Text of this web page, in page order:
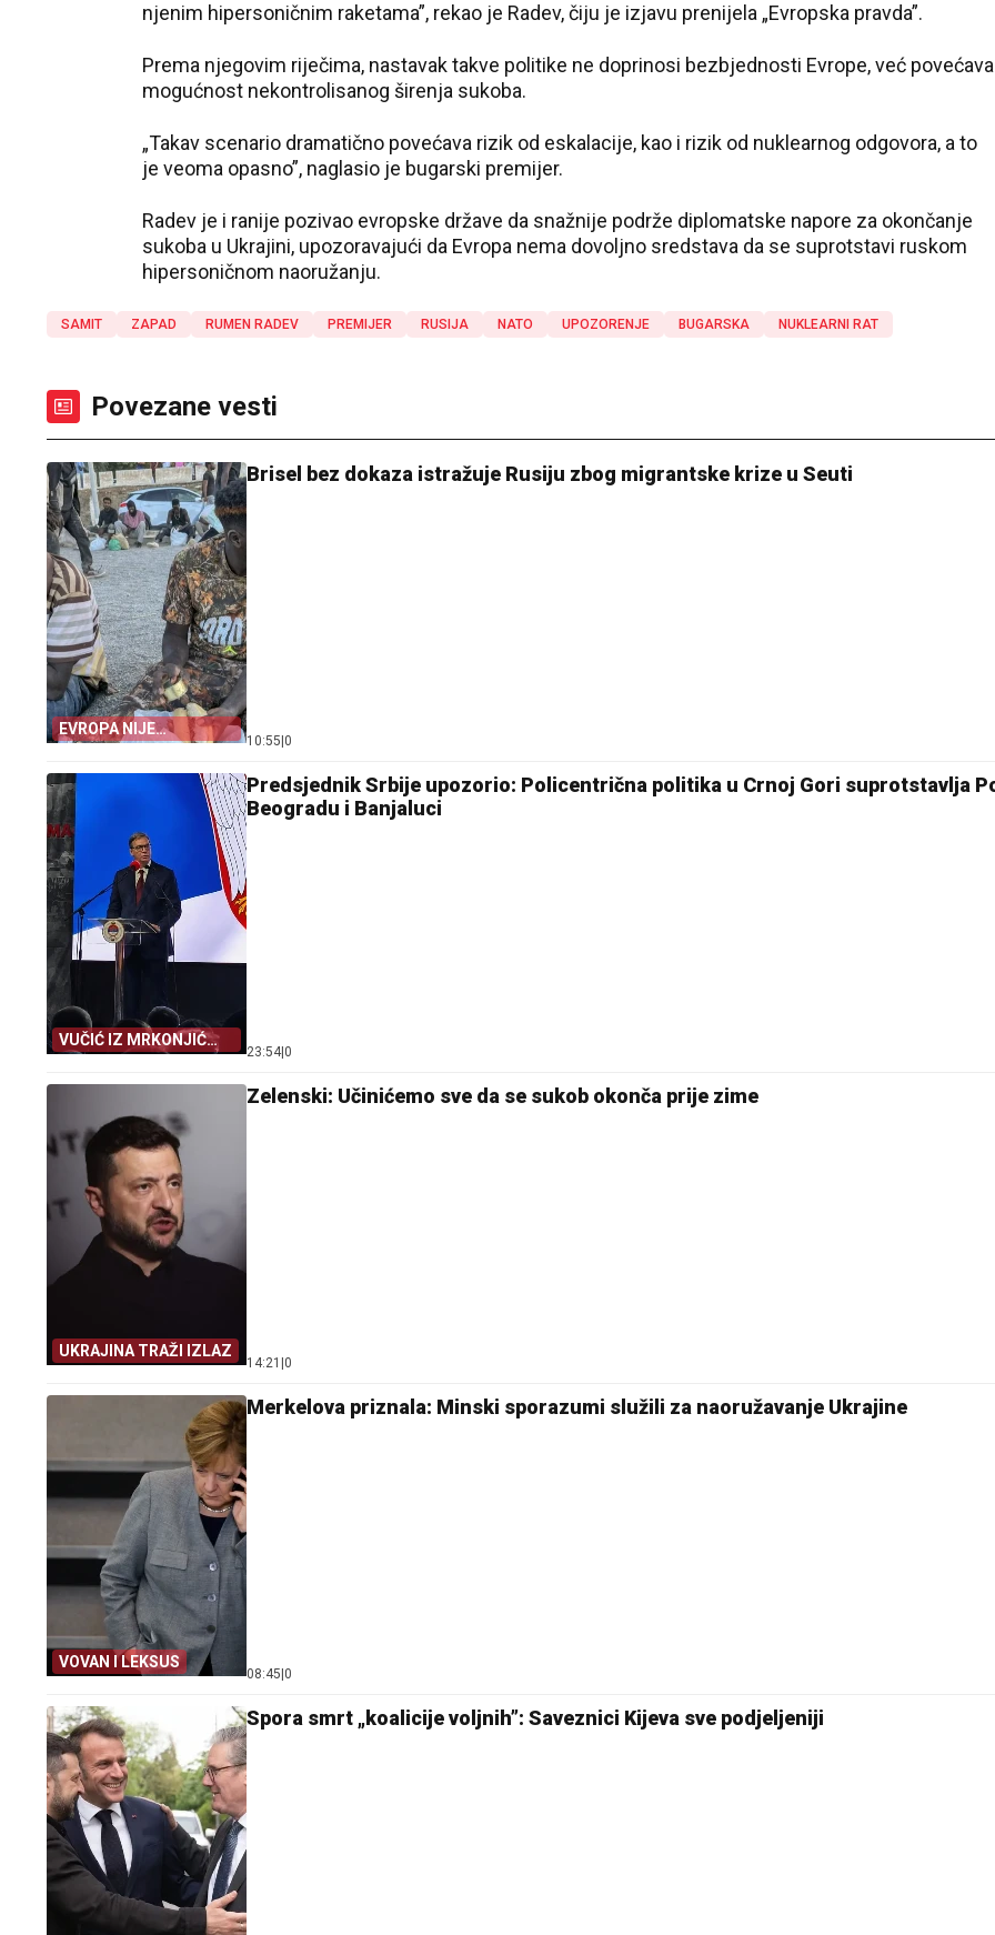
njenim hipersoničnim raketama”, rekao je Radev, čiju je izjavu prenijela „Evropska pravda”.
Prema njegovim riječima, nastavak takve politike ne doprinosi bezbjednosti Evrope, već povećava
mogućnost nekontrolisanog širenja sukoba.
„Takav scenario dramatično povećava rizik od eskalacije, kao i rizik od nuklearnog odgovora, a to
je veoma opasno”, naglasio je bugarski premijer.
Radev je i ranije pozivao evropske države da snažnije podrže diplomatske napore za okončanje
sukoba u Ukrajini, upozoravajući da Evropa nema dovoljno sredstava da se suprotstavi ruskom
hipersoničnom naoružanju.
SAMIT ZAPAD RUMEN RADEV PREMIJER RUSIJA NATO UPOZORENJE BUGARSKA NUKLEARNI RAT
Povezane vesti
EVROPA NIJE
POMOGLA ŠPANIJI
Brisel bez dokaza istražuje Rusiju zbog migrantske krize u Seuti
10:55 0
VUČIĆ IZ MRKONJIĆ
GRADA
Predsjednik Srbije upozorio: Policentrična politika u Crnoj Gori suprotstavlja
Beogradu i Banjaluci
23:54 0
UKRAJINA TRAŽI IZLAZ
Zelenski: Učinićemo sve da se sukob okonča prije zime
14:21 0
VOVAN I LEKSUS
Merkelova priznala: Minski sporazumi služili za naoružavanje Ukrajine
08:45 0
Spora smrt „koalicije voljnih”: Saveznici Kijeva sve podjeljeniji